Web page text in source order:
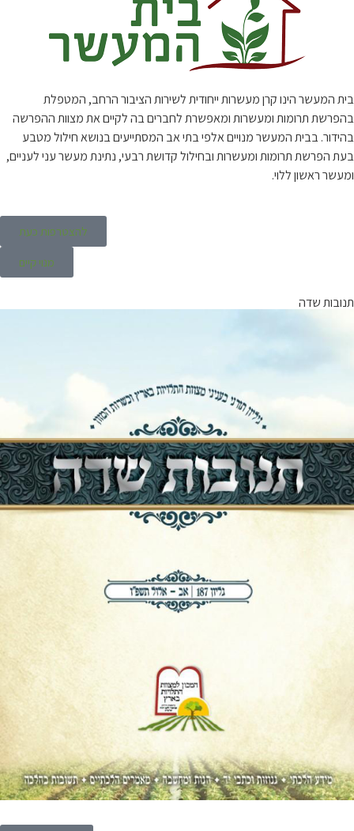
בית המעשר הינו קרן מעשרות ייחודית לשירות הציבור הרחב, המטפלת
בהפרשת תרומות ומעשרות ומאפשרת לחברים בה לקיים את מצוות ההפרשה
בהידור. בבית המעשר מנויים אלפי בתי אב המסתייעים בנושא חילול מטבע
בעת הפרשת תרומות ומעשרות ובחילול קדושת רבעי, נתינת מעשר עני לעניים,
ומעשר ראשון ללוי.
להצטרפות כעת
מנוי קיים
תנובות שדה